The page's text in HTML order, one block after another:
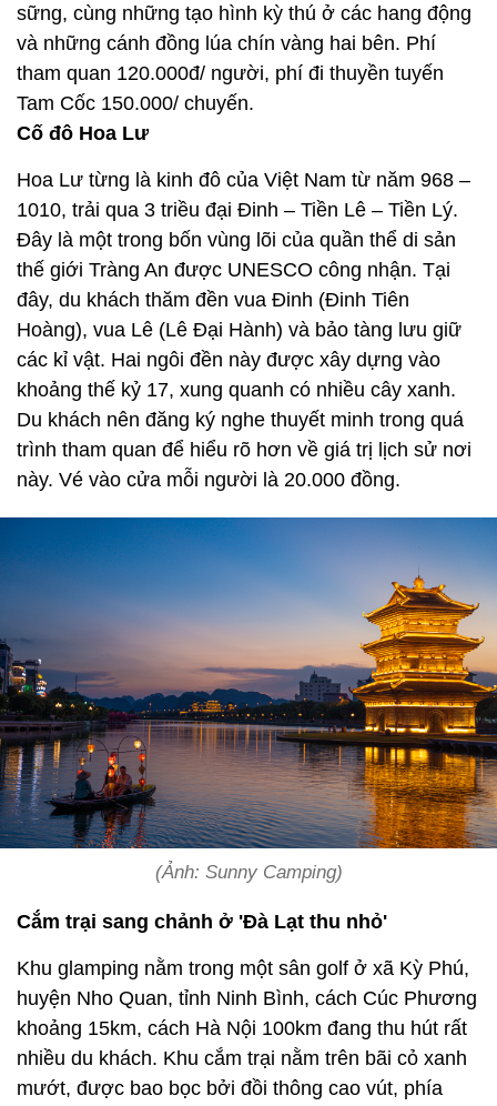
sững, cùng những tạo hình kỳ thú ở các hang động
và những cánh đồng lúa chín vàng hai bên. Phí
tham quan 120.000đ/ người, phí đi thuyền tuyến
Tam Cốc 150.000/ chuyến.
Cố đô Hoa Lư
Hoa Lư từng là kinh đô của Việt Nam từ năm 968 –
1010, trải qua 3 triều đại Đinh – Tiền Lê – Tiền Lý.
Đây là một trong bốn vùng lõi của quần thể di sản
thế giới Tràng An được UNESCO công nhận. Tại
đây, du khách thăm đền vua Đinh (Đinh Tiên
Hoàng), vua Lê (Lê Đại Hành) và bảo tàng lưu giữ
các kỉ vật. Hai ngôi đền này được xây dựng vào
khoảng thế kỷ 17, xung quanh có nhiều cây xanh.
Du khách nên đăng ký nghe thuyết minh trong quá
trình tham quan để hiểu rõ hơn về giá trị lịch sử nơi
này. Vé vào cửa mỗi người là 20.000 đồng.
(Ảnh: Sunny Camping)
Cắm trại sang chảnh ở 'Đà Lạt thu nhỏ'
Khu glamping nằm trong một sân golf ở xã Kỳ Phú,
huyện Nho Quan, tỉnh Ninh Bình, cách Cúc Phương
khoảng 15km, cách Hà Nội 100km đang thu hút rất
nhiều du khách. Khu cắm trại nằm trên bãi cỏ xanh
mướt, được bao bọc bởi đồi thông cao vút, phía